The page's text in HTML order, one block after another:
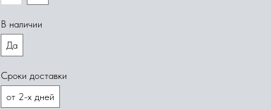
В наличии
Да
Сроки доставки
от 2-х дней